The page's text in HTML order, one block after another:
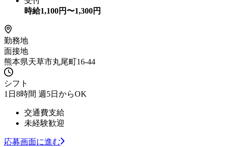
時給1,100円〜1,300円
勤務地
面接地
熊本県天草市丸尾町16-44
シフト
1日8時間 週5日からOK
交通費支給
未経験歓迎
応募画面に進む